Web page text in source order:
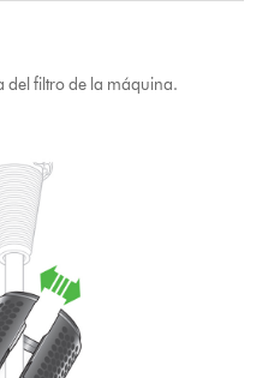
del filtro de la máquina.